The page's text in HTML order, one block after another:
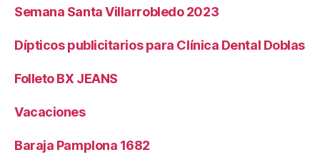
Semana Santa Villarrobledo 2023
Dípticos publicitarios para Clínica Dental Doblas
Folleto BX JEANS
Vacaciones
Baraja Pamplona 1682